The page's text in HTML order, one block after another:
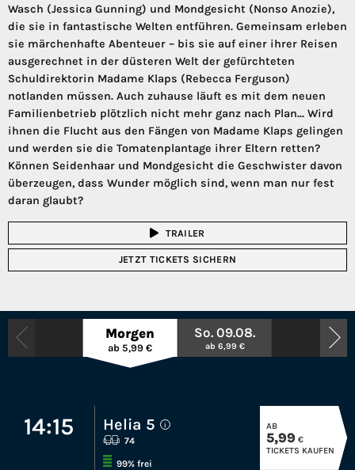
Wasch (Jessica Gunning) und Mondgesicht (Nonso Anozie),
die sie in fantastische Welten entführen. Gemeinsam erleben
sie märchenhafte Abenteuer – bis sie auf einer ihrer Reisen
ausgerechnet in der düsteren Welt der gefürchteten
Schuldirektorin Madame Klaps (Rebecca Ferguson)
notlanden müssen. Auch zuhause läuft es mit dem neuen
Familienbetrieb plötzlich nicht mehr ganz nach Plan... Wird
ihnen die Flucht aus den Fängen von Madame Klaps gelingen
und werden sie die Tomatenplantage ihrer Eltern retten?
Können Seidenhaar und Mondgesicht die Geschwister davon
überzeugen, dass Wunder möglich sind, wenn man nur fest
daran glaubt?
TRAILER
JETZT TICKETS SICHERN
Morgen
ab 5,99 €
So. 09.08.
ab 6,99 €
14:15 Helia 5 i
74
99% frei
AB
5,99 €
TICKETS KAUFEN